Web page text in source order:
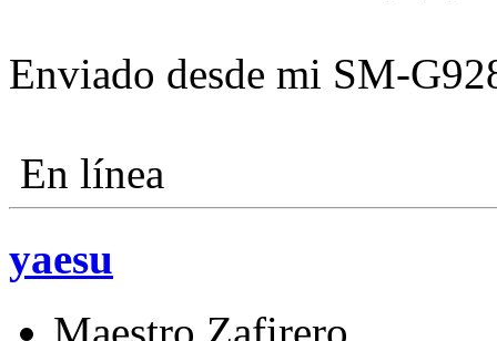
Enviado desde mi SM-
En línea
yaesu